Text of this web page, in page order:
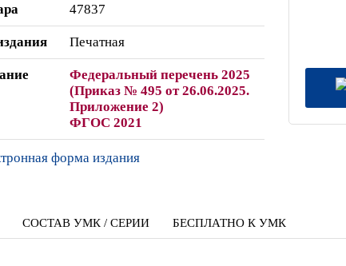
47837
Печатная
Федеральный перечень 2025
(Приказ № 495 от 26.06.2025.
Приложение 2)
ФГОС 2021
форма издания
СОСТАВ УМК / СЕРИИ БЕСПЛАТНО К УМК